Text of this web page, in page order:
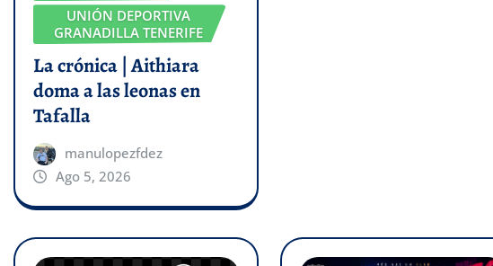
UNIÓN DEPORTIVA
GRANADILLA TENERIFE
La crónica | Aithiara
doma a las leonas en
Tafalla
manulopezfdez
Ago 5, 2026